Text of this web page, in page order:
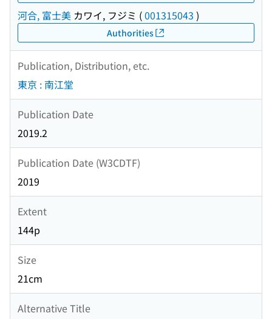
河合, 富士美 カワイ, フジミ (001315043 )
Authorities
Publication, Distribution, etc.
東京 : 南江堂
Publication Date
2019.2
Publication Date (W3CDTF)
2019
Extent
144p
Size
21cm
Alternative Title